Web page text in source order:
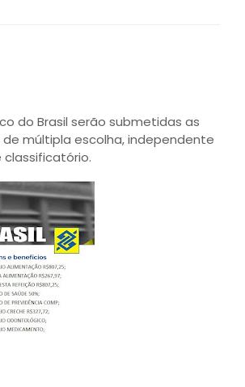
do Brasil serão submetidas as
múltipla escolha, independente